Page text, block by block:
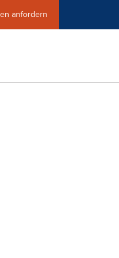
anfordern